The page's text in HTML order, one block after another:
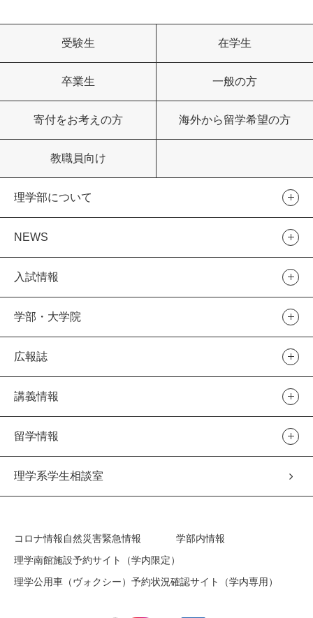
受験生 在学生
卒業生 一般の方
寄付をお考えの方 海外から留学希望の方
教職員向け
理学部について
NEWS
入試情報
学部・大学院
広報誌
講義情報
留学情報
理学系学生相談室
コロナ情報自然災害緊急情報
学部内情報
理学南館施設予約サイト（学内限定）
理学公用車（ヴォクシー）予約状況確認サイト（学内専用）